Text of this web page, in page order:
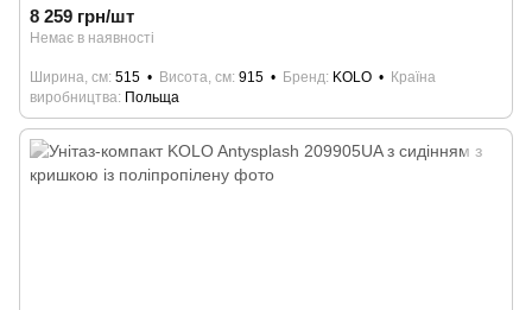
8 259 грн/шт
Немає в наявності
Ширина, см 515 Висота, см 915 Бренд KOLO
Країна
виробництва Польща